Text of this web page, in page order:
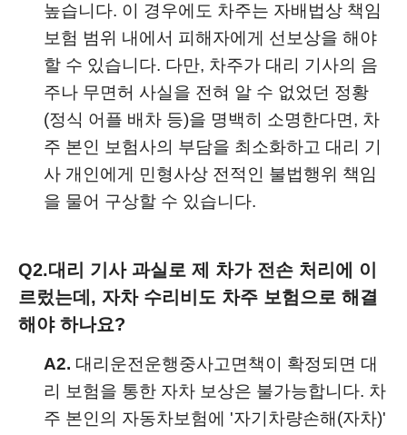
높습니다. 이 경우에도 차주는 자배법상 책임
보험 범위 내에서 피해자에게 선보상을 해야
할 수 있습니다. 다만, 차주가 대리 기사의 음
주나 무면허 사실을 전혀 알 수 없었던 정황
(정식 어플 배차 등)을 명백히 소명한다면, 차
주 본인 보험사의 부담을 최소화하고 대리 기
사 개인에게 민형사상 전적인 불법행위 책임
을 물어 구상할 수 있습니다.
Q2.대리 기사 과실로 제 차가 전손 처리에 이
르렀는데, 자차 수리비도 차주 보험으로 해결
해야 하나요?
A2. 대리운전운행중사고면책이 확정되면 대
리 보험을 통한 자차 보상은 불가능합니다. 차
주 본인의 자동차보험에 '자기차량손해(자차)'